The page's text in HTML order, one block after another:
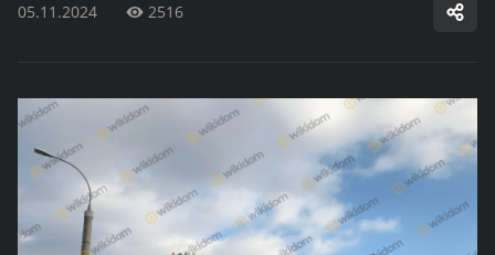
05.11.2024 2516